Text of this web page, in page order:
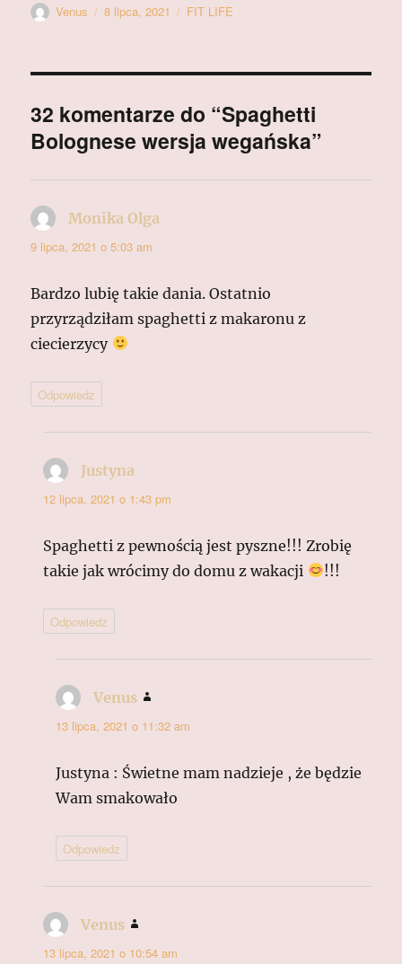
Autor
Venus
Data
8 lipca, 2021 Kategorie
FIT LIFE
32 komentarze do “Spaghetti
Bolognese wersja wegańska”
Monika Olga
9 lipca, 2021 o 5:03 am
Bardzo lubię takie dania. Ostatnio
przyrządziłam spaghetti z makaronu z
ciecierzycy
Odpowiedz
Justyna
12 lipca, 2021 o 1:43 pm
Spaghetti z pewnością jest pyszne!!! Zrobię
takie jak wrócimy do domu z wakacji
!!!
Odpowiedz
Venus
13 lipca, 2021 o 11:32 am
Justyna : Świetne mam nadzieje , że będzie
Wam smakowało
Odpowiedz
Venus
13 lipca, 2021 o 10:54 am